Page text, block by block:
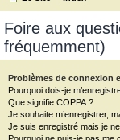
Foire aux
fréquemment)
Problèmes de connexion
Pourquoi dois-je
Que signifie COPPA ?
Je souhaite m’enregistrer,
Je suis enregistré mais je